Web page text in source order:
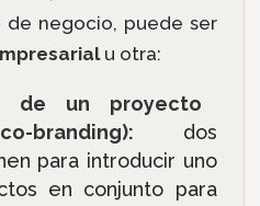
negocio, puede ser
u otra:
de un proyecto
branding): dos
para introducir uno
en conjunto para